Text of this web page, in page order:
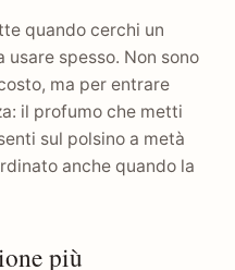
quando cerchi un
spesso. Non sono
ma per entrare
il profumo che metti
sul polsino a metà
anche quando la
più